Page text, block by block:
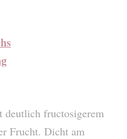
fructosigerem
Frucht. Dicht am